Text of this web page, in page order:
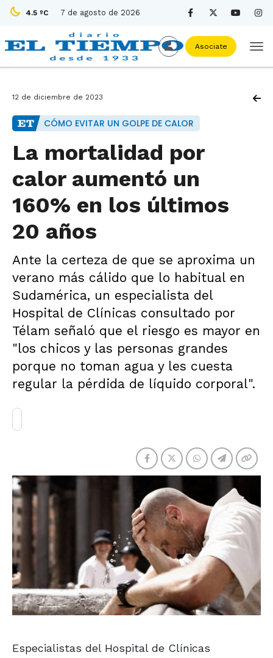
4.5 ºC 7 de agosto de 2026
Asociate
12 de diciembre de 2023
CÓMO EVITAR UN GOLPE DE CALOR
La mortalidad por
calor aumentó un
160% en los últimos
20 años
Ante la certeza de que se aproxima un
verano más cálido que lo habitual en
Sudamérica, un especialista del
Hospital de Clínicas consultado por
Télam señaló que el riesgo es mayor en
"los chicos y las personas grandes
porque no toman agua y les cuesta
regular la pérdida de líquido corporal".
Especialistas del Hospital de Clínicas